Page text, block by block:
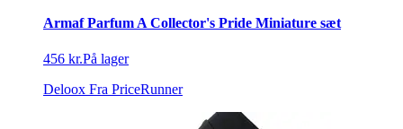
Armaf Parfum A Collector's Pride Miniature sæt
456 kr.På lager
Deloox Fra PriceRunner